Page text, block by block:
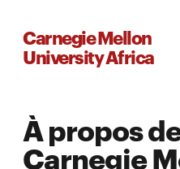
Carnegie Mellon
University Africa
À propos
Carnegie